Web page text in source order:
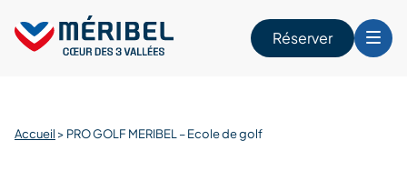
content
Réserver
Accueil > PRO GOLF MERIBEL – Ecole de golf